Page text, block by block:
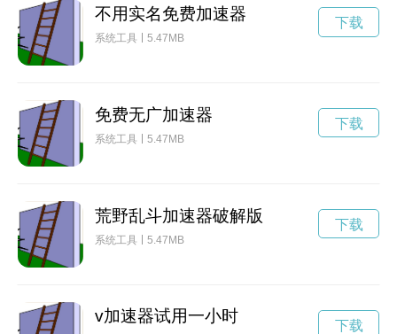
不用实名免费加速器
系统工具 5.47MB
下载
免费无广加速器
系统工具 5.47MB
下载
荒野乱斗加速器破解版
系统工具 5.47MB
下载
v加速器试用一小时 下载